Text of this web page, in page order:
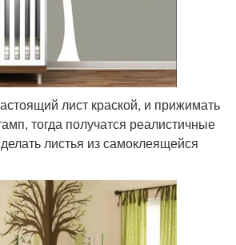
лист краской, и прижимать
тогда получатся реалистичные
листья из самоклеящейся